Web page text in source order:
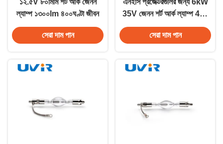
ল্যাম্প ১৩০০lm ৪০০ঘণ্টা জীবন
সেরা দাম পান
35V জেনন শর্ট আর্ক ল্যাম্প 425
মিমি
সেরা দাম পান